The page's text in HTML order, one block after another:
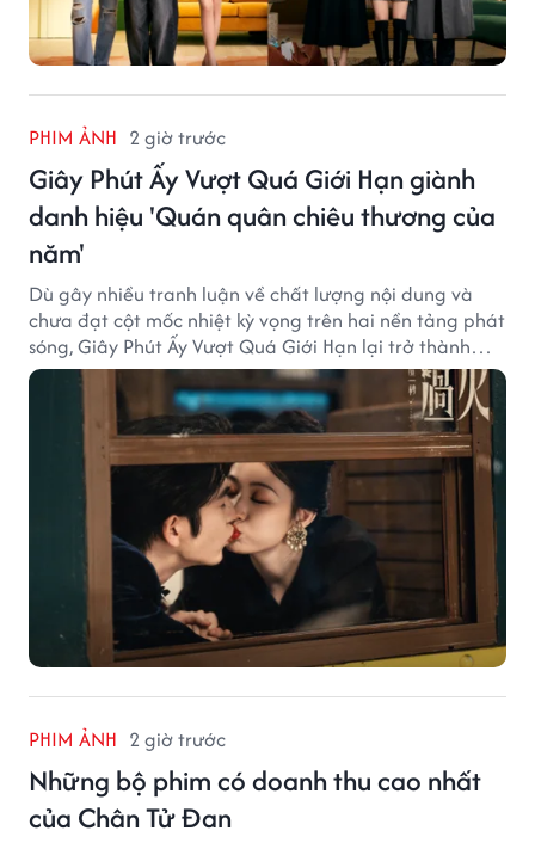
PHIM ẢNH 2 giờ trước
Giây Phút Ấy Vượt Quá Giới Hạn giành
danh hiệu 'Quán quân chiêu thương của
năm'
Dù gây nhiều tranh luận về chất lượng nội dung và
chưa đạt cột mốc nhiệt kỳ vọng trên hai nền tảng phát
sóng, Giây Phút Ấy Vượt Quá Giới Hạn lại trở thành
hiện tượng ở khía cạnh thương mại.
PHIM ẢNH 2 giờ trước
Những bộ phim có doanh thu cao nhất
của Chân Tử Đan